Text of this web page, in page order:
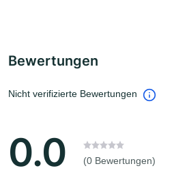
Bewertungen
Nicht verifizierte Bewertungen
0.0 (0 Bewertungen)